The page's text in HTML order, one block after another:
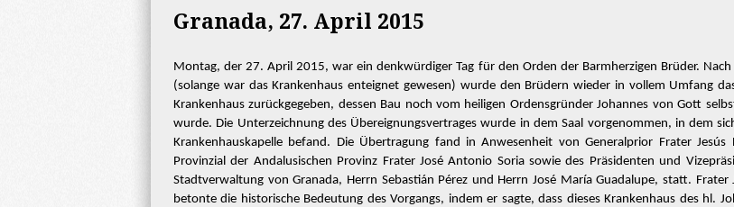
Granada, 27. April 2015
Montag, der 27. April 2015, war ein denkwürdiger Tag für den Orden der Barmherzigen Brüder. Nach
(solange war das Krankenhaus enteignet gewesen) wurde den Brüdern wieder in vollem Umfang
Krankenhaus zurückgegeben, dessen Bau noch vom heiligen Ordensgründer Johannes von Gott
wurde. Die Unterzeichnung des Übereignungsvertrages wurde in dem Saal vorgenommen, in dem
Krankenhauskapelle befand. Die Übertragung fand in Anwesenheit von Generalprior Frater Jesús
Provinzial der Andalusischen Provinz Frater José Antonio Soria sowie des Präsidenten und
Stadtverwaltung von Granada, Herrn Sebastián Pérez und Herrn José María Guadalupe, statt. Frater
betonte die historische Bedeutung des Vorgangs, indem er sagte, dass dieses Krankenhaus des hl.